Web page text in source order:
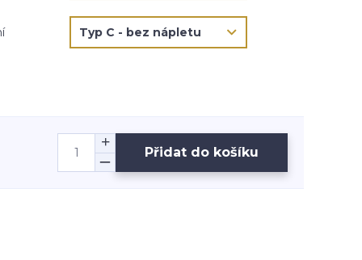
Přidat do košíku